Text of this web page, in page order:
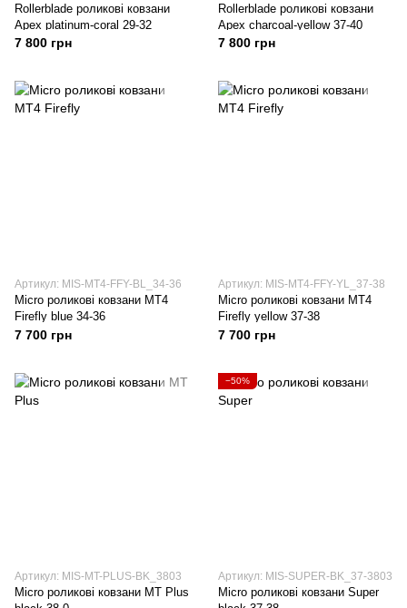
Rollerblade роликові ковзани
Apex platinum-coral 29-32
7 800 грн
Rollerblade роликові ковзани
Apex charcoal-yellow 37-40
7 800 грн
Артикул: MIS-MT4-FFY-BL_34-36
Micro роликові ковзани MT4
Firefly blue 34-36
7 700 грн
Артикул: MIS-MT4-FFY-YL_37-38
Micro роликові ковзани MT4
Firefly yellow 37-38
7 700 грн
Артикул: MIS-MT-PLUS-BK_3803
Micro роликові ковзани MT Plus
−50%
Артикул: MIS-SUPER-BK_37-3803
Micro роликові ковзани Super